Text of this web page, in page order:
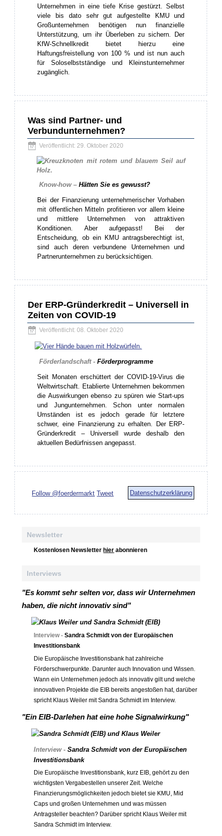
Unternehmen in eine tiefe Krise gestürzt. Selbst
viele bis dato sehr gut aufgestellte KMU und
Großunternehmen benötigen nun finanzielle
Unterstützung, um ihr Überleben zu sichern. Der
KfW-Schnellkredit bietet hierzu eine
Haftungsfreistellung von 100 % und ist nun auch
für Soloselbstständige und Kleinstunternehmer
zugänglich.
Was sind Partner- und
Verbundunternehmen?
Veröffentlicht: 29. Oktober 2020
Know-how – Hätten Sie es gewusst?
Bei der Finanzierung unternehmerischer Vorhaben
mit öffentlichen Mitteln profitieren vor allem kleine
und mittlere Unternehmen von attraktiven
Konditionen. Aber aufgepasst! Bei der
Entscheidung, ob ein KMU antragsberechtigt ist,
sind auch deren verbundene Unternehmen und
Partnerunternehmen zu berücksichtigen.
Der ERP-Gründerkredit – Universell in
Zeiten von COVID-19
Veröffentlicht: 08. Oktober 2020
Förderlandschaft - Förderprogramme
Seit Monaten erschüttert der COVID-19-Virus die
Weltwirtschaft. Etablierte Unternehmen bekommen
die Auswirkungen ebenso zu spüren wie Start-ups
und Jungunternehmen. Schon unter normalen
Umständen ist es jedoch gerade für letztere
schwer, eine Finanzierung zu erhalten. Der ERP-
Gründerkredit – Universell wurde deshalb den
aktuellen Bedürfnissen angepasst.
Follow @foerdermarkt Tweet Datenschutzerklärung
Newsletter
Kostenlosen Newsletterhier abonnieren
Interviews
"Es kommt sehr selten vor, dass wir Unternehmen
haben, die nicht innovativ sind"
Interview - Sandra Schmidt von der Europäischen
Investitionsbank
Die Europäische Investitionsbank hat zahlreiche
Förderschwerpunkte. Darunter auch Innovation und Wissen.
Wann ein Unternehmen jedoch als innovativ gilt und welche
innovativen Projekte die EIB bereits angestoßen hat, darüber
spricht Klaus Weiler mit Sandra Schmidt im Interview.
"Ein EIB-Darlehen hat eine hohe Signalwirkung"
Interview - Sandra Schmidt von der Europäischen
Investitionsbank
Die Europäische Investitionsbank, kurz EIB, gehört zu den
wichtigsten Vergabestellen unserer Zeit. Welche
Finanzierungsmöglichkeiten jedoch bietet sie KMU, Mid
Caps und großen Unternehmen und was müssen
Antragsteller beachten? Darüber spricht Klaus Weiler mit
Sandra Schmidt im Interview.